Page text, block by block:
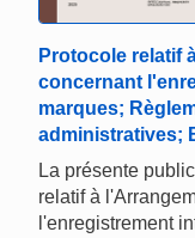
Protocole relatif
concernant
marques;
administratives;
La présente
relatif à
l'enregistrement